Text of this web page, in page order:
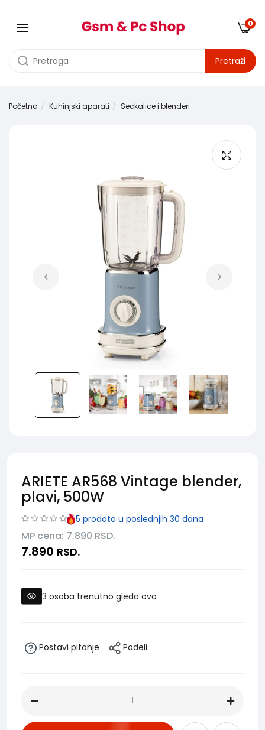
Pretraži
0
Početna Kuhinjski aparati Seckalice i blenderi
ARIETE AR568 Vintage blender,
plavi, 500W
5 prodato u poslednjih 30 dana
MP cena: 7.890 RSD.
7.890 RSD.
3 osoba trenutno gleda ovo
Postavi pitanje Podeli